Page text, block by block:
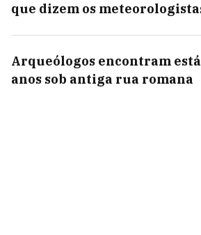
que dizem os
Arqueólogos encontram
anos sob antiga rua romana